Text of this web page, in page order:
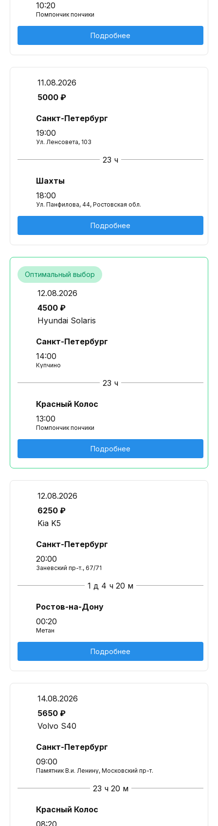
10:20
Помпончик пончики
Подробнее
11.08.2026
5000 ₽
Санкт-Петербург
19:00
Ул. Ленсовета, 103
23 ч
Шахты
18:00
Ул. Панфилова, 44, Ростовская обл.
Подробнее
Оптимальный выбор
12.08.2026
4500 ₽
Hyundai Solaris
Санкт-Петербург
14:00
Купчино
23 ч
Красный Колос
13:00
Помпончик пончики
Подробнее
12.08.2026
6250 ₽
Kia K5
Санкт-Петербург
20:00
Заневский пр-т., 67/71
1 д 4 ч 20 м
Ростов-на-Дону
00:20
Метан
Подробнее
14.08.2026
5650 ₽
Volvo S40
Санкт-Петербург
09:00
Памятник В.и. Ленину, Московский пр-т.
23 ч 20 м
Красный Колос
08:20